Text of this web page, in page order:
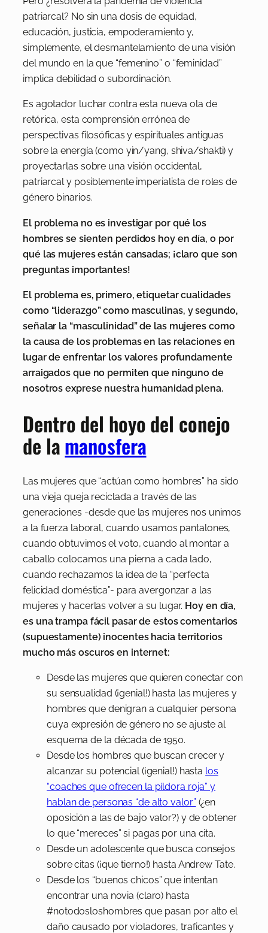
patriarcal? No sin una dosis de equidad,
educación, justicia, empoderamiento y,
simplemente, el desmantelamiento de una visión
del mundo en la que “femenino” o “feminidad”
implica debilidad o subordinación.
Es agotador luchar contra esta nueva ola de
retórica, esta comprensión errónea de
perspectivas filosóficas y espirituales antiguas
sobre la energía (como yin/yang, shiva/shakti) y
proyectarlas sobre una visión occidental,
patriarcal y posiblemente imperialista de roles de
género binarios.
El problema no es investigar por qué los
hombres se sienten perdidos hoy en día, o por
qué las mujeres están cansadas; ¡claro que son
preguntas importantes!
El problema es, primero, etiquetar cualidades
como “liderazgo” como masculinas, y segundo,
señalar la “masculinidad” de las mujeres como
la causa de los problemas en las relaciones en
lugar de enfrentar los valores profundamente
arraigados que no permiten que ninguno de
nosotros exprese nuestra humanidad plena.
Dentro del hoyo del conejo
de lamanosfera
Las mujeres que “actúan como hombres” ha sido
una vieja queja reciclada a través de las
generaciones -desde que las mujeres nos unimos
a la fuerza laboral, cuando usamos pantalones,
cuando obtuvimos el voto, cuando al montar a
caballo colocamos una pierna a cada lado,
cuando rechazamos la idea de la “perfecta
felicidad doméstica”- para avergonzar a las
mujeres y hacerlas volver a su lugar. Hoy en día,
es una trampa fácil pasar de estos comentarios
(supuestamente) inocentes hacia territorios
mucho más oscuros en internet:
Desde las mujeres que quieren conectar con
su sensualidad (¡genial!) hasta las mujeres y
hombres que denigran a cualquier persona
cuya expresión de género no se ajuste al
esquema de la década de 1950.
Desde los hombres que buscan crecer y
alcanzar su potencial (¡genial!) hasta los
“coaches que ofrecen la píldora roja” y
hablan de personas “de alto valor” (¿en
oposición a las de bajo valor?) y de obtener
lo que “mereces” si pagas por una cita.
Desde un adolescente que busca consejos
sobre citas (¡que tierno!) hasta Andrew Tate.
Desde los “buenos chicos” que intentan
encontrar una novia (claro) hasta
#notodosloshombres que pasan por alto el
daño causado por violadores, traficantes y